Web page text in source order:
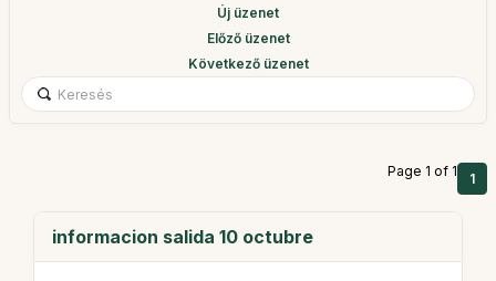
Új üzenet
Előző üzenet
Következő üzenet
Page 1 of 1 1
informacion salida 10 octubre